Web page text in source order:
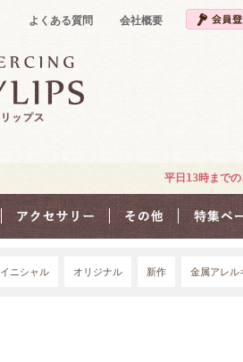
よくある質問 会社概要
平日13時までの
イニシャル オリジナル 新作 金属アレル